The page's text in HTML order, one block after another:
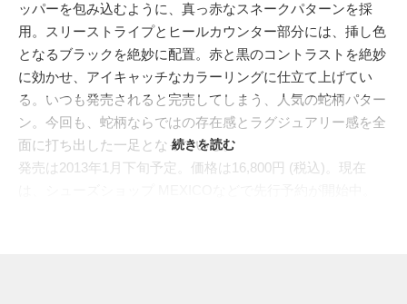
ッパーを包み込むように、真っ赤なスネークパターンを採
用。スリーストライプとヒールカウンター部分には、挿し色
となるブラックを絶妙に配置。赤と黒のコントラストを絶妙
に効かせ、アイキャッチなカラーリングに仕立て上げてい
る。いつも発売されると完売してしまう、人気の蛇柄パター
ン。今回も、蛇柄ならではの存在感とラグジュアリー感を全
面に打ち出した一足となっている。
発売は2013年1月下旬予定。価格は16,800円 (税込)。現在
続きを読む